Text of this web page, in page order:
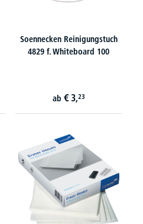
Soennecken Reinigungstuch
4829 f. Whiteboard 100
ab € 3,23